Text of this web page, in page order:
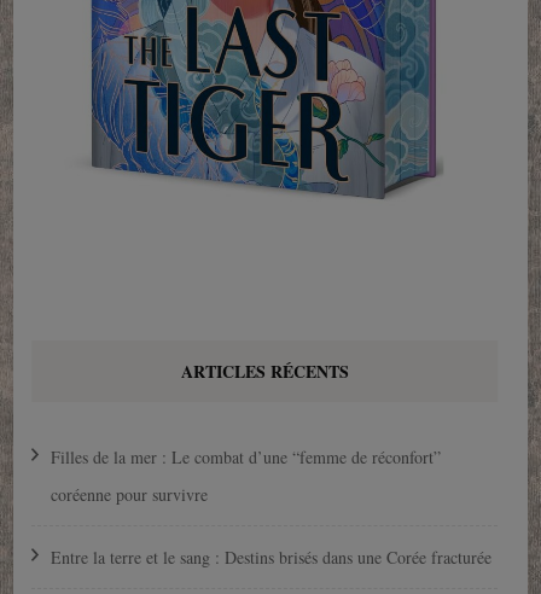
ARTICLES RÉCENTS
Filles de la mer : Le combat d’une “femme de réconfort”
coréenne pour survivre
Entre la terre et le sang : Destins brisés dans une Corée fracturée